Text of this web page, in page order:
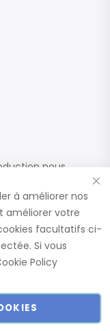
nous
dans nos
le plus large choix
à améliorer nos
améliorer votre
facultatifs ci-
Si vous
Policy